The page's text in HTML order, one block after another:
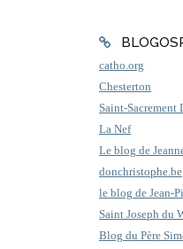
catho.org
Chesterton
Saint-Sacrement
La Nef
Le blog de
donchristophe.be
le blog de Jean-
Saint Joseph du
Blog du Père